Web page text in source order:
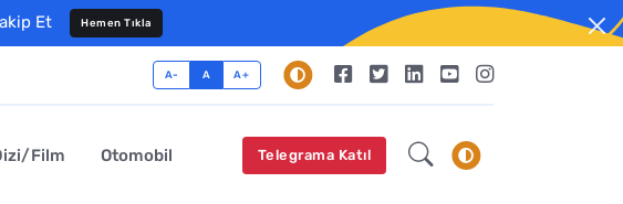
Et Hemen Tıkla
A- A A+
Film Otomobil Telegrama Katıl